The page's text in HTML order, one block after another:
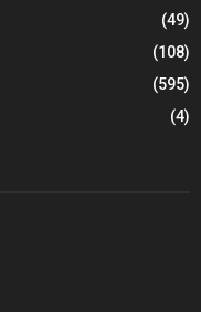
(49)
(108)
(595)
(4)